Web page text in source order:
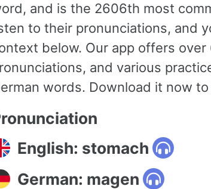
and is the 2606th most
to their pronunciations, and
below. Our app offers
and various
words. Download it now
English: stomach
German: magen